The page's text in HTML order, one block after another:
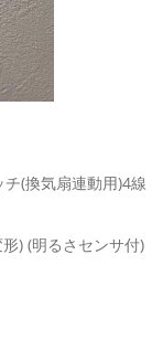
(換気扇連動用)4線
(明るさセンサ付)